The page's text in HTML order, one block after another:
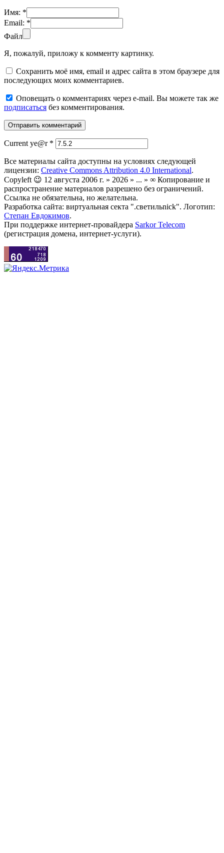
Имя: *
Email: *
Файл
Я, пожалуй, приложу к комменту картинку.
Сохранить моё имя, email и адрес сайта в этом браузере для
последующих моих комментариев.
Оповещать о комментариях через e-mail. Вы можете так же
подписаться без комментирования.
Current ye@r *
Все материалы сайта доступны на условиях следующей
лицензии: Creative Commons Attribution 4.0 International.
Copyleft 😉 12 августа 2006 г. » 2026 » ... » ∞ Копирование и
распространение материалов разрешено без ограничений.
Ссылка не обязательна, но желательна.
Разработка сайта: виртуальная секта ".светильnick". Логотип:
Степан Евдокимов.
При поддержке интернет-провайдера Sarkor Telecom
(регистрация домена, интернет-услуги).